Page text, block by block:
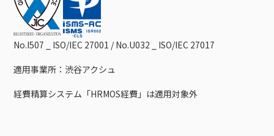
No.I507 _ ISO/IEC 27001 / No.U032 _ ISO/IEC 27017
適用事業所：渋谷アクシュ
経費精算システム「HRMOS経費」は適用対象外